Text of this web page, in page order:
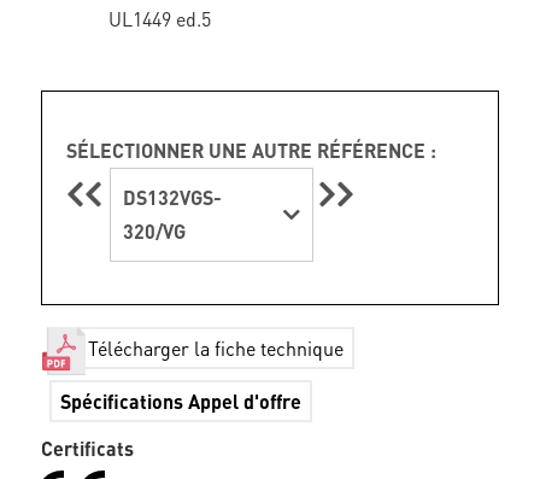
UL1449 ed.5
SÉLECTIONNER UNE AUTRE RÉFÉRENCE :
DS132VGS-
320/VG
Télécharger la fiche technique
Spécifications Appel d'offre
Certificats